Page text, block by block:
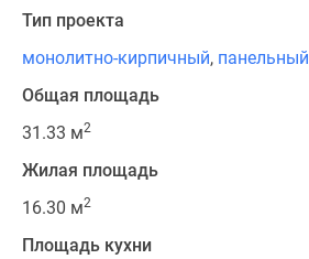
Тип проекта
монолитно-кирпичный, панельный
Общая площадь
31.33 м2
Жилая площадь
16.30 м2
Площадь кухни